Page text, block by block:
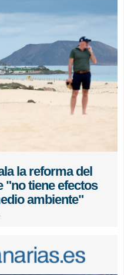
la reforma del
"no tiene efectos
ambiente"